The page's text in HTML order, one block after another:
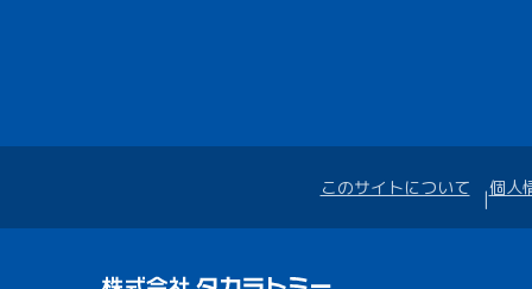
このサイトについて 個人